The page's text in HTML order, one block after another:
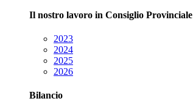
Il nostro lavoro in Consiglio Provinciale
2023
2024
2025
2026
Bilancio